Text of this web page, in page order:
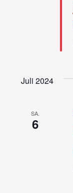
Juli 2024
SA.
6